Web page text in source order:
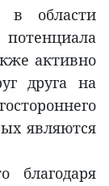
в области
активно
друга на
являются
благодаря